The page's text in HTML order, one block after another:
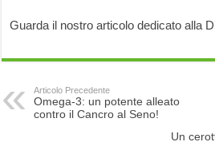
Guarda il nostro articolo dedicato alla
Articolo Precedente
Omega-3: un potente alleato
contro il Cancro al Seno!
Un